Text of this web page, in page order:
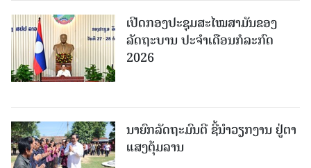
ເປີດກອງປະຊຸມສະໄໝສາມັນຂອງ
ລັດຖະບານ ປະຈໍາເດືອນກໍລະກົດ
2026
ນາຍົກລັດຖະມົນຕີ ຊີ້ນຳວຽກງານ ຢູ່ຕາ
ແສງຕຸ້ມລານ